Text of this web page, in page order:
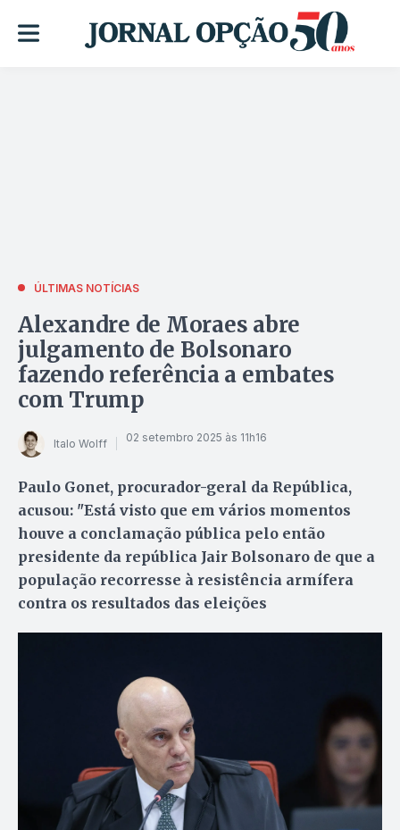
ÚLTIMAS NOTÍCIAS
Alexandre de Moraes abre
julgamento de Bolsonaro
fazendo referência a embates
com Trump
Italo Wolff 02 setembro 2025 às 11h16
Paulo Gonet, procurador-geral da República,
acusou: "Está visto que em vários momentos
houve a conclamação pública pelo então
presidente da república Jair Bolsonaro de que a
população recorresse à resistência armífera
contra os resultados das eleições